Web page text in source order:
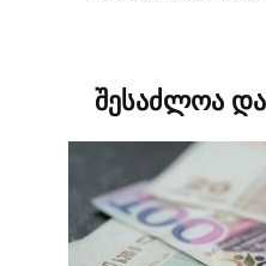
შესაძლოა